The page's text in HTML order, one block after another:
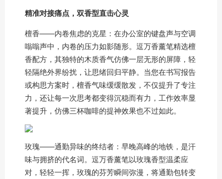
精准对接痛点，双香型直击心灵
檀香——内卷焦虑的克星：在办公室的键盘声与空调
嗡嗡声中，内卷的压力如影随形。逗万香薰笔精选檀
香配方，其独特的木质香气仿佛一层无形的屏障，轻
轻隔绝外界纷扰，让思绪回归平静。当您在书写报告
或构思方案时，檀香气味缓缓散发，不仅提升了专注
力，还让每一次思考都变得沉稳而有力，工作效率显
著提升，仿佛三杯咖啡的提神效果也不过如此。
玫瑰——通勤异味的终结者：早晚高峰的地铁，是汗
味与拥挤的代名词。逗万香薰笔以玫瑰香型温柔应
对，轻轻一挥，玫瑰的芬芳瞬间弥漫，将通勤包转变